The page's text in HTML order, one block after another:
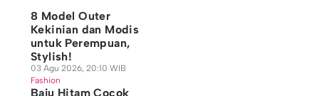
8 Model Outer
Kekinian dan Modis
untuk Perempuan,
Stylish!
03 Agu 2026, 20:10 WIB
Fashion
Baju Hitam Cocok